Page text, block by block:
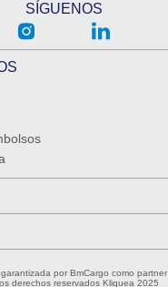
SÍGUENOS
por BmCargo como partner
derechos reservados Kliquea 2025